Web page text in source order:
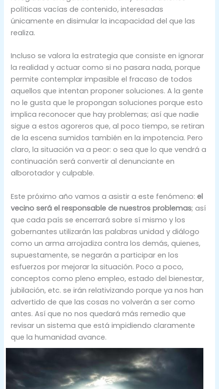
políticas vacías de contenido, interesadas
únicamente en disimular la incapacidad del que las
realiza.
Incluso se valora la estrategia que consiste en ignorar
la realidad y actuar como si no pasara nada, porque
permite contemplar impasible el fracaso de todos
aquellos que intentan proponer soluciones. A la gente
no le gusta que le propongan soluciones porque esto
implica reconocer que hay problemas; así que nadie
sigue a estos agoreros que, al poco tiempo, se retiran
de la escena sumidos también en la impotencia. Pero
claro, la situación va a peor: o sea que lo que vendrá a
continuación será convertir al denunciante en
alborotador y culpable.
Este próximo año vamos a asistir a este fenómeno:el
vecino será el responsable de nuestros problemas; así
que cada país se encerrará sobre sí mismo y los
gobernantes utilizarán las palabras unidad y diálogo
como un arma arrojadiza contra los demás, quienes,
supuestamente, se negarán a participar en los
esfuerzos por mejorar la situación. Poco a poco,
conceptos como pleno empleo, estado del bienestar,
jubilación, etc. se irán relativizando porque ya nos han
advertido de que las cosas no volverán a ser como
antes. Así que no nos quedará más remedio que
revisar un sistema que está impidiendo claramente
que la humanidad avance.